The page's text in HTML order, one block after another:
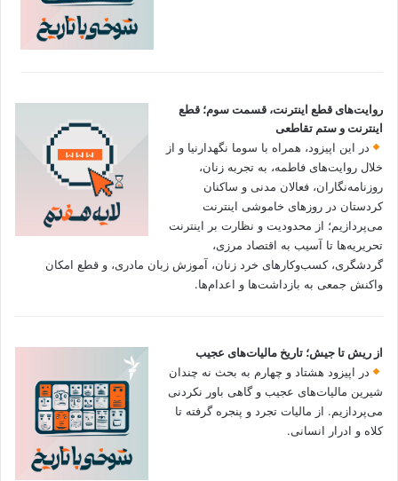
روایت‌های قطع اینترنت، قسمت سوم؛ قطع
اینترنت و ستم تقاطعی
در این اپیزود، همراه با سوما نگهدارنیا و از
خلال روایت‌های فاطمه، به تجربه زنان،
روزنامه‌نگاران، فعالان مدنی و ساکنان
کردستان در روزهای خاموشی اینترنت
می‌پردازیم؛ از محدودیت و نظارت بر اینترنت
تحریریه‌ها تا آسیب به اقتصاد مرزی،
گردشگری، کسب‌وکارهای خرد زنان، آموزش زبان مادری، و قطع امکان
واکنش جمعی به بازداشت‌ها و اعدام‌ها.
از ریش تا جیش؛ تاریخ مالیات‌های عجیب
در اپیزود هشتاد و چهارم به بحث نه چندان
شیرین مالیات‌های عجیب و گاهی باور نکردنی‌
می‌پردازیم. از مالیات تجرد و پنجره گرفته تا
کلاه و ادرار انسانی.